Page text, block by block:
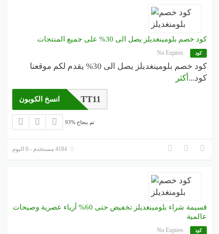
كود خصم بلومينغديلز يصل الى 30% على جميع المنتجات
كود No Expires
كود خصم بلومينغديلز يصل الى 30% يقدم لكم موقعنا
كود... أكثر
TT11 انسخ الكوبون
93% تم بنجاح
قسيمة شراء بلومينغديلز تخفيض حتى 60% أزياء عصرية وصيحات
عالمية
كود No Expires